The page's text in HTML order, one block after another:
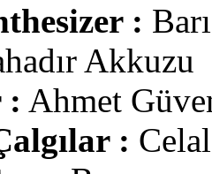
:
Akkuzu
: Ahmet
: